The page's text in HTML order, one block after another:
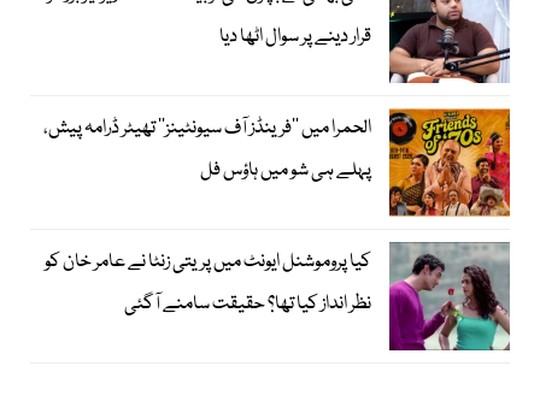
قرار دینے پر سوال اٹھا دیا
الحمرا میں ’’فرینڈز آف سیونٹینز‘‘ تھیٹر ڈرامہ پیش،
پہلے ہی شو میں ہاؤس فل
کیا پروموشنل ایونٹ میں پریتی زنٹا نے عامر خان کو
نظر انداز کیا تھا؟ حقیقت سامنے آگئی